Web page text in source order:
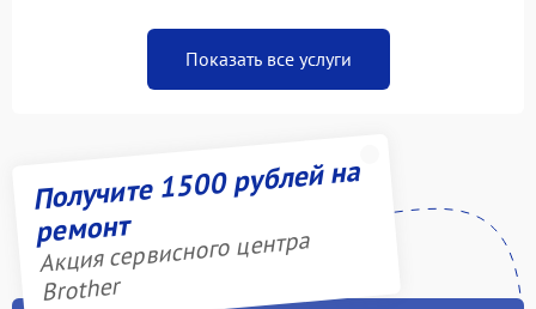
Показать все услуги
Получите 1500 рублей на
ремонт
Акция сервисного центра
Brother